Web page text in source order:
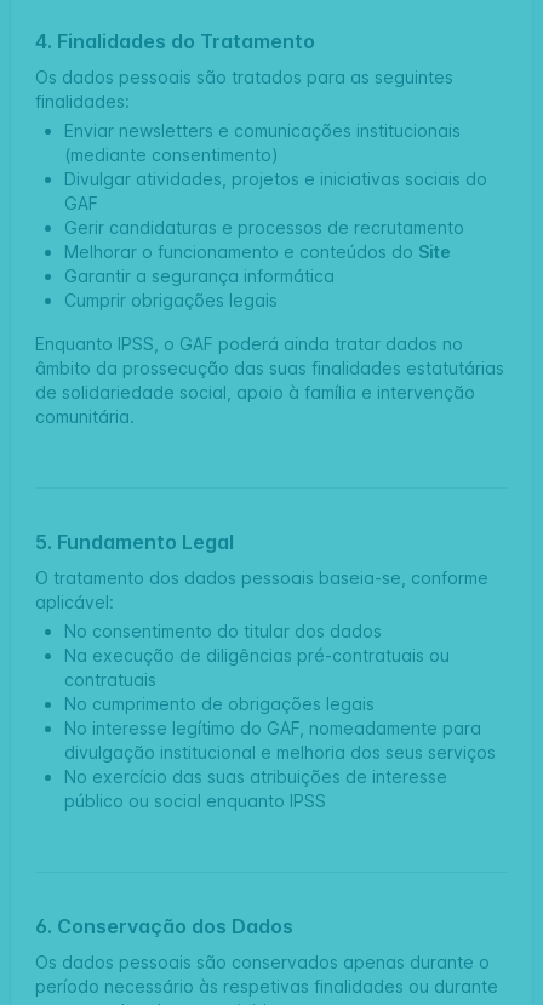
4. Finalidades do Tratamento
Os dados pessoais são tratados para as seguintes
finalidades:
Enviar newsletters e comunicações institucionais
(mediante consentimento)
Divulgar atividades, projetos e iniciativas sociais do
GAF
Gerir candidaturas e processos de recrutamento
Melhorar o funcionamento e conteúdos do Site
Garantir a segurança informática
Cumprir obrigações legais
Enquanto IPSS, o GAF poderá ainda tratar dados no
âmbito da prossecução das suas finalidades estatutárias
de solidariedade social, apoio à família e intervenção
comunitária.
5. Fundamento Legal
O tratamento dos dados pessoais baseia-se, conforme
aplicável:
No consentimento do titular dos dados
Na execução de diligências pré-contratuais ou
contratuais
No cumprimento de obrigações legais
No interesse legítimo do GAF, nomeadamente para
divulgação institucional e melhoria dos seus serviços
No exercício das suas atribuições de interesse
público ou social enquanto IPSS
6. Conservação dos Dados
Os dados pessoais são conservados apenas durante o
período necessário às respetivas finalidades ou durante